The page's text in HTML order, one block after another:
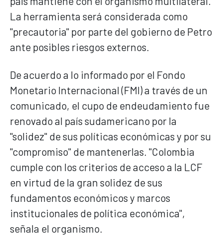
La herramienta será considerada como
"precautoria" por parte del gobierno de Petro
ante posibles riesgos externos.
De acuerdo a lo informado por el Fondo
Monetario Internacional (FMI) a través de un
comunicado, el cupo de endeudamiento fue
renovado al país sudamericano por la
"solidez" de sus políticas económicas y por su
"compromiso" de mantenerlas. "Colombia
cumple con los criterios de acceso a la LCF
en virtud de la gran solidez de sus
fundamentos económicos y marcos
institucionales de política económica",
señala el organismo.